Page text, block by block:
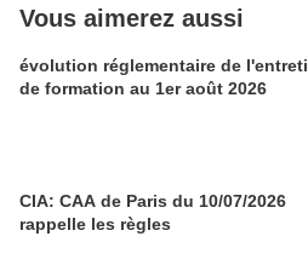
Vous aimerez aussi
évolution réglementaire de
de formation au 1er août 2026
CIA: CAA de Paris du 10/07/2026
rappelle les règles